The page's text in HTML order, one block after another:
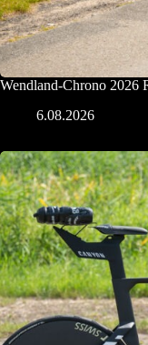
Wendland-Chrono 2026
6.08.2026